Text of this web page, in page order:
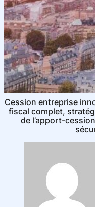
Cession entreprise
fiscal complet,
de l’apport-